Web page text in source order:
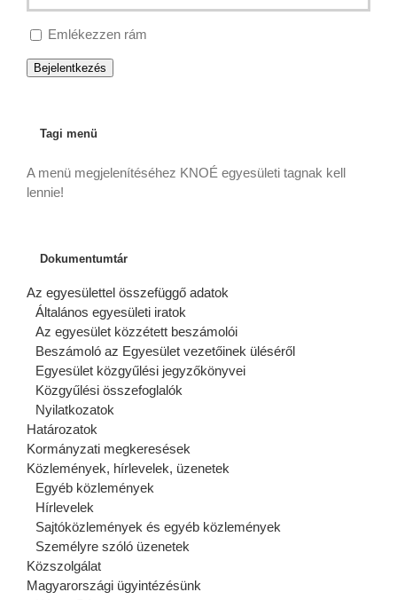
Emlékezzen rám
Bejelentkezés
Tagi menü
A menü megjelenítéséhez KNOÉ egyesületi tagnak kell
lennie!
Dokumentumtár
Az egyesülettel összefüggő adatok
Általános egyesületi iratok
Az egyesület közzétett beszámolói
Beszámoló az Egyesület vezetőinek üléséről
Egyesület közgyűlési jegyzőkönyvei
Közgyűlési összefoglalók
Nyilatkozatok
Határozatok
Kormányzati megkeresések
Közlemények, hírlevelek, üzenetek
Egyéb közlemények
Hírlevelek
Sajtóközlemények és egyéb közlemények
Személyre szóló üzenetek
Közszolgálat
Magyarországi ügyintézésünk